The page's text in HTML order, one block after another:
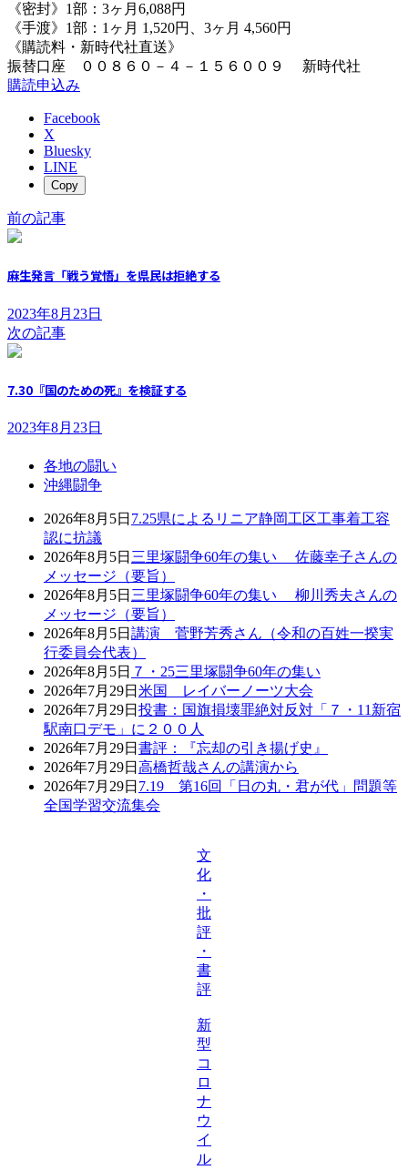
《密封》1部：3ヶ月6,088円
《手渡》1部：1ヶ月 1,520円、3ヶ月 4,560円
《購読料・新時代社直送》
振替口座 ００８６０－４－１５６００９ 新時代社
購読申込み
Facebook
X
Bluesky
LINE
Copy
前の記事
麻生発言「戦う覚悟」を県民は拒絶する
2023年8月23日
次の記事
7.30『国のための死』を検証する
2023年8月23日
各地の闘い
沖縄闘争
2026年8月5日 7.25県によるリニア静岡工区工事着工容
認に抗議
2026年8月5日 三里塚闘争60年の集い 佐藤幸子さんの
メッセージ（要旨）
2026年8月5日 三里塚闘争60年の集い 柳川秀夫さんの
メッセージ（要旨）
2026年8月5日 講演 菅野芳秀さん（令和の百姓一揆実
行委員会代表）
2026年8月5日 ７・25三里塚闘争60年の集い
2026年7月29日 米国 レイバーノーツ大会
2026年7月29日 投書：国旗損壊罪絶対反対「７・11新宿
駅南口デモ」に２００人
2026年7月29日 書評：『忘却の引き揚げ史』
2026年7月29日 高橋哲哉さんの講演から
2026年7月29日 7.19 第16回「日の丸・君が代」問題等
全国学習交流集会
文
化
・
批
評
・
書
評
新
型
コ
ロ
ナ
ウ
イ
ル